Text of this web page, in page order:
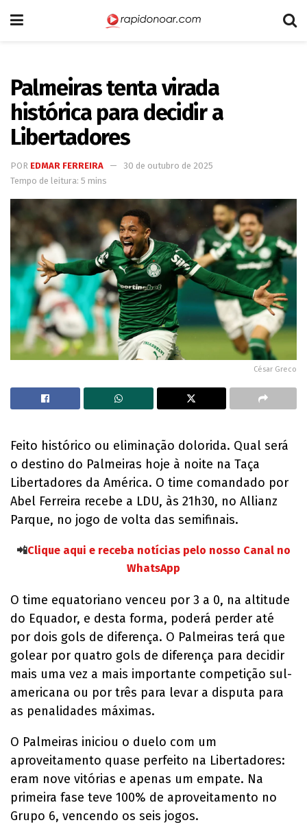
Palmeiras tenta virada
histórica para decidir a
Libertadores
POR EDMAR FERREIRA
30 de outubro de 2025
Tempo de leitura: 5 mins
César Greco
Feito histórico ou eliminação dolorida. Qual será
o destino do Palmeiras hoje à noite na Taça
Libertadores da América. O time comandado por
Abel Ferreira recebe a LDU, às 21h30, no Allianz
Parque, no jogo de volta das semifinais.
📲Clique aqui e receba notícias pelo nosso Canal no
WhatsApp
O time equatoriano venceu por 3 a 0, na altitude
do Equador, e desta forma, poderá perder até
por dois gols de diferença. O Palmeiras terá que
golear por quatro gols de diferença para decidir
mais uma vez a mais importante competição sul-
americana ou por três para levar a disputa para
as penalidades máximas.
O Palmeiras iniciou o duelo com um
aproveitamento quase perfeito na Libertadores:
eram nove vitórias e apenas um empate. Na
primeira fase teve 100% de aproveitamento no
Grupo 6, vencendo os seis jogos.